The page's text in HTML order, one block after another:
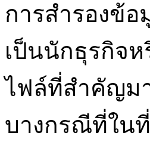
การสำรองข้
เป็นนักธุรกิจ
ไฟล์ที่สำคัญม
บางกรณีที่ใน